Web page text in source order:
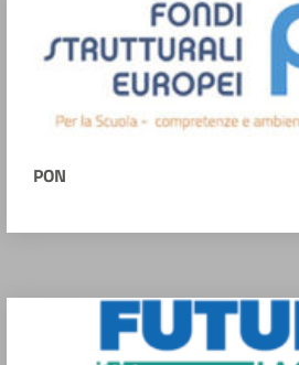
PON